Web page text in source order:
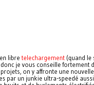
libre telechargement (quand le
je vous conseille fortement
on y affronte une
par un junkie ultra-speedé